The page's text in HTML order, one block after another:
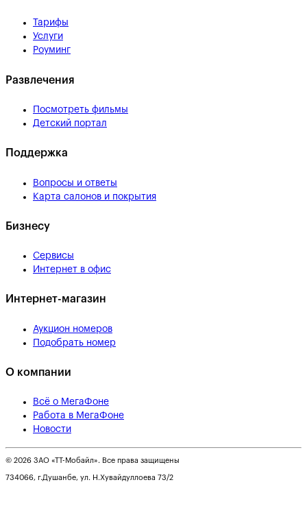
Тарифы
Услуги
Роуминг
Развлечения
Посмотреть фильмы
Детский портал
Поддержка
Вопросы и ответы
Карта салонов и покрытия
Бизнесу
Сервисы
Интернет в офис
Интернет-магазин
Аукцион номеров
Подобрать номер
О компании
Всё о МегаФоне
Работа в МегаФоне
Новости
© 2026 ЗАО «ТТ-Мобайл». Все права защищены
734066, г.Душанбе, ул. Н.Хувайдуллоева 73/2